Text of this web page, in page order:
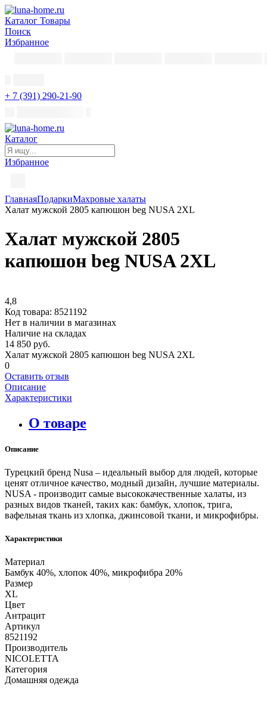
Каталог Товары
Поиск
Избранное
+ 7 (391) 290-21-90
Каталог
Избранное
ГлавнаяПодаркиМахровые халаты
Халат мужской 2805 капюшон beg NUSA 2XL
Халат мужской 2805
капюшон beg NUSA 2XL
4,8
Код товара: 8521192
Нет в наличии в магазинах
Наличие на складах
14 850 руб.
Халат мужской 2805 капюшон beg NUSA 2XL
0
Оставить отзыв
Описание
Характеристики
О товаре
Описание
Турецкий бренд Nusa – идеальный выбор для людей, которые
ценят отличное качество, модный дизайн, лучшие материалы.
NUSA - производит самые высококачественные халаты, из
разных видов тканей, таких как: бамбук, хлопок, трига,
вафельная ткань из хлопка, джинсовой ткани, и микрофибры.
Характеристики
Материал
Бамбук 40%, хлопок 40%, микрофибра 20%
Размер
XL
Цвет
Антрацит
Артикул
8521192
Производитель
NICOLETTA
Категория
Домашняя одежда